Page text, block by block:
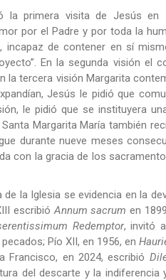
la primera visita de Jesús
por el Padre y por toda la
incapaz de contener en sí
En la segunda visión el
la tercera visión Margarita
Jesús le pidió que
le pidió que se instituyera
Margarita María también
durante nueve meses
con la gracia de los
la Iglesia se evidencia en la
escribióAnnum sacrum en
Redemptor, invitó
Pío XII, en 1956, en
Francisco, en 2024, escribió
del descarte y la indiferencia